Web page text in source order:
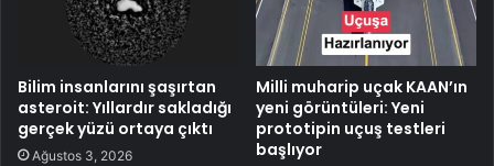
Bilim insanlarını şaşırtan
asteroit: Yıllardır sakladığı
gerçek yüzü ortaya çıktı
Ağustos 3, 2026
Milli muharip uçak KAAN’ın
yeni görüntüleri: Yeni
prototipin uçuş testleri
başlıyor